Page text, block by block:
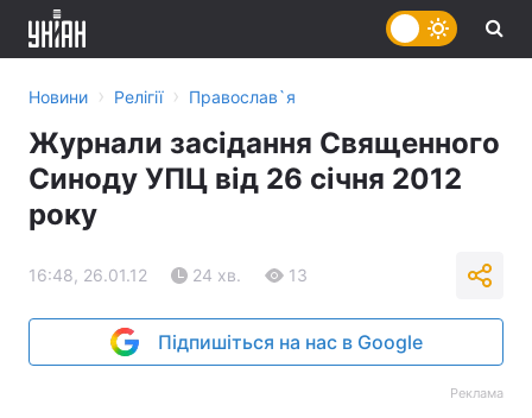
Новини › Релігії › Православ`я
Журнали засідання Священного
Синоду УПЦ від 26 січня 2012
року
16:48, 26.01.12 24 хв. 13
Підпишіться на нас в Google
Реклама